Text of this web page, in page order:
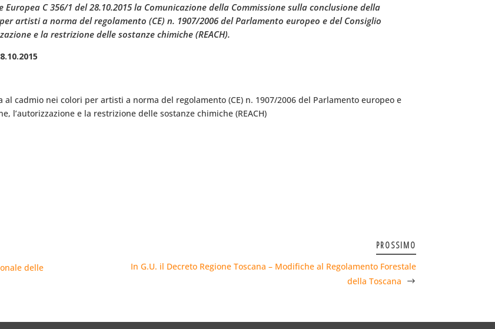
C 356/1 del 28.10.2015 la Comunicazione della Commissione sulla conclusione della
artisti a norma del regolamento (CE) n. 1907/2006 del Parlamento europeo e del Consiglio
e la restrizione delle sostanze chimiche (REACH).
cadmio nei colori per artisti a norma del regolamento (CE) n. 1907/2006 del Parlamento europeo e
l’autorizzazione e la restrizione delle sostanze chimiche (REACH)
delle
PROSSIMO
In G.U. il Decreto Regione Toscana – Modifiche al Regolamento Forestale
della Toscana